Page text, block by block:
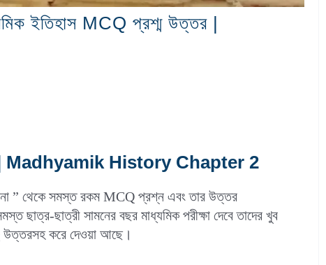
ইতিহাস MCQ প্রশ্ম উত্তর |
| Madhyamik History Chapter 2
” থেকে সমস্ত রকম MCQ প্রশ্ন এবং তার উত্তর
ছাত্রী সামনের বছর মাধ্যমিক পরীক্ষা দেবে তাদের খুব
উত্তরসহ করে দেওয়া আছে।